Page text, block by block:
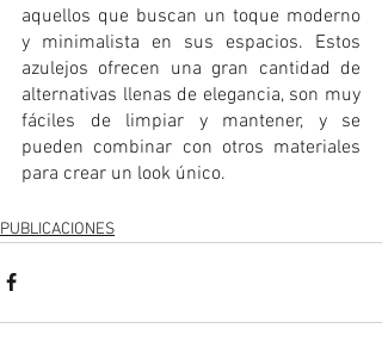
aquellos que buscan un toque moderno
y minimalista en sus espacios. Estos
azulejos ofrecen una gran cantidad de
alternativas llenas de elegancia, son muy
fáciles de limpiar y mantener, y se
pueden combinar con otros materiales
para crear un look único.
PUBLICACIONES